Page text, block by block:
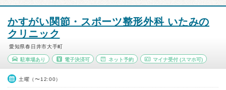
かすがい関節・スポーツ整形外科 いたみの
クリニック
愛知県春日井市大手町
駐車場あり 電子決済可 ネット予約 マイナ受付 (スマホ可)
土曜（〜12:00）